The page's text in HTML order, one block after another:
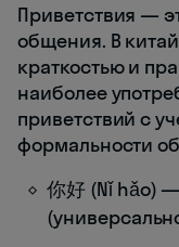
Приветствия —
общения. В
краткостью и
наиболее
приветствий с
формальности
你好 (Nǐ hǎo)